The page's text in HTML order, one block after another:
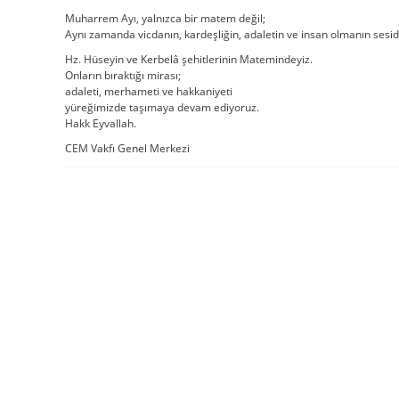
Muharrem Ayı, yalnızca bir matem değil;
Aynı zamanda vicdanın, kardeşliğin, adaletin ve insan olmanın
Hz. Hüseyin ve Kerbelâ şehitlerinin Matemindeyiz.
Onların bıraktığı mirası;
adaleti, merhameti ve hakkaniyeti
yüreğimizde taşımaya devam ediyoruz.
Hakk Eyvallah.
CEM Vakfı Genel Merkezi